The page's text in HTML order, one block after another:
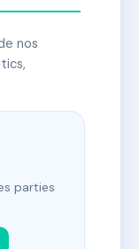
nos
parties